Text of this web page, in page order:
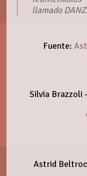
llamado
Fuente:
Silvia Brazzoli
Astrid